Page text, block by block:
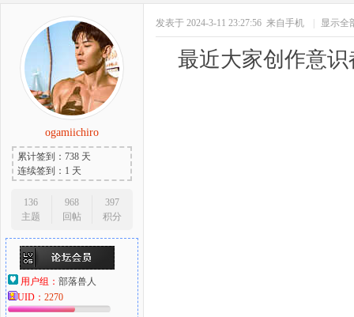
ogamiichiro
累计签到：738 天
连续签到：1 天
136
主题
968
回帖
397
积分
用户组： 部落兽人
UID： 2270
发表于 2024-3-11 23:27:56 来自手机 显示全
最近大家创作意